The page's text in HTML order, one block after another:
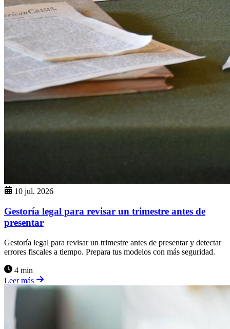
10 jul. 2026
Gestoría legal para revisar un trimestre antes de
presentar
Gestoría legal para revisar un trimestre antes de presentar y detectar
errores fiscales a tiempo. Prepara tus modelos con más seguridad.
4 min
Leer más